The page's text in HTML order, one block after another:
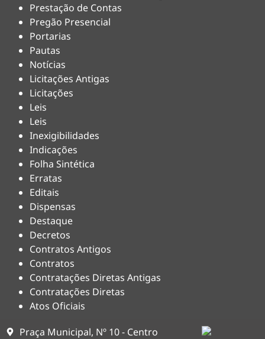
Prestação de Contas
Pregão Presencial
Portarias
Pautas
Notícias
Licitações Antigas
Licitações
Leis
Leis
Inexigibilidades
Indicações
Folha Sintética
Erratas
Editais
Dispensas
Destaque
Decretos
Contratos Antigos
Contratos
Contratações Diretas Antigas
Contratações Diretas
Atos Oficiais
Praça Municipal, Nº 10 - Centro